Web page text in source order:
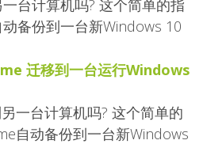
台计算机吗? 这个简单的指
备份到一台新Windows 10
迁移到一台运行Windows
一台计算机吗? 这个简单的
自动备份到一台新Windows